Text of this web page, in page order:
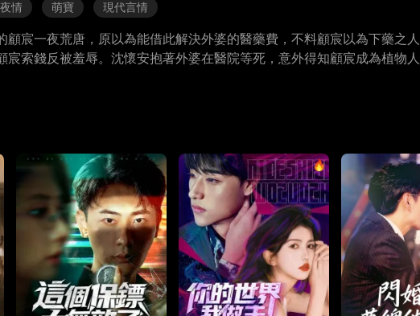
情 萌寶 現代言情
顧宸一夜荒唐，原以為能借此解決外婆的醫藥費，不料顧宸以為下藥之
宸索錢反被羞辱。沈懷安抱著外婆在醫院等死，意外得知顧宸成為植物